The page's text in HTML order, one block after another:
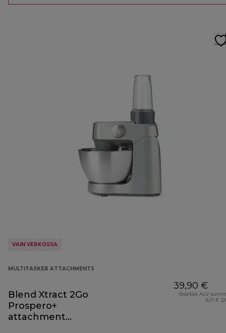
VAIN VERKOSSA
MULTITASKER ATTACHMENTS
Blend Xtract 2Go
Prospero+
attachment
39,90 €
Sisältää ALV-
8,11 €